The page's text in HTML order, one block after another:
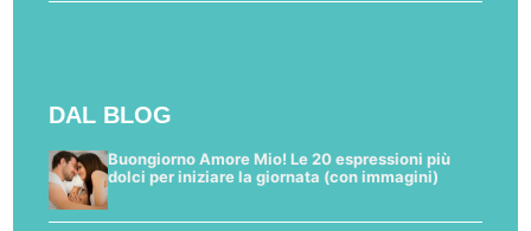
DAL BLOG
Buongiorno Amore Mio! Le 20 espressioni più
dolci per iniziare la giornata (con immagini)